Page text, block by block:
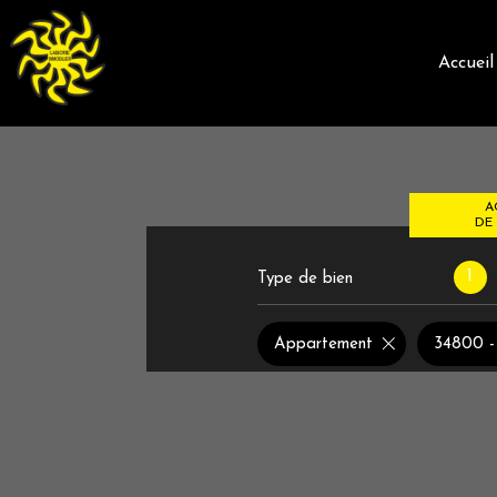
accueil
DE
de
du
Type de bien 1
Appartement 34800 -